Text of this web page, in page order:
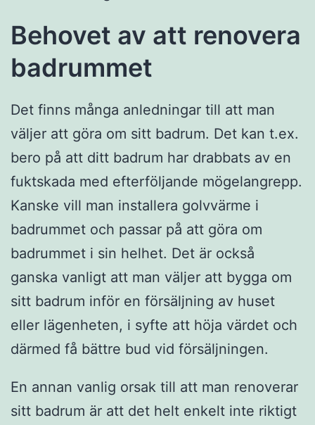
Behovet av att renovera
badrummet
Det finns många anledningar till att man
väljer att göra om sitt badrum. Det kan t.ex.
bero på att ditt badrum har drabbats av en
fuktskada med efterföljande mögelangrepp.
Kanske vill man installera golvvärme i
badrummet och passar på att göra om
badrummet i sin helhet. Det är också
ganska vanligt att man väljer att bygga om
sitt badrum inför en försäljning av huset
eller lägenheten, i syfte att höja värdet och
därmed få bättre bud vid försäljningen.
En annan vanlig orsak till att man renoverar
sitt badrum är att det helt enkelt inte riktigt